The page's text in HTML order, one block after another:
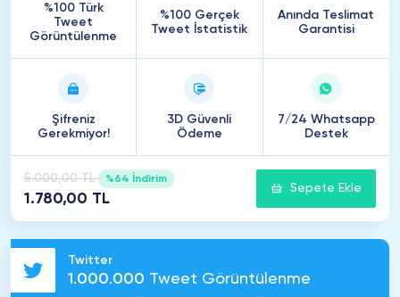
%100 Türk
Tweet
Görüntülenme
%100 Gerçek
Tweet İstatistik
Anında Teslimat
Garantisi
Şifreniz
Gerekmiyor!
3D Güvenli
Ödeme
7/24 Whatsapp
Destek
5.000,00 TL %64 İndirim
1.780,00 TL
Sepete Ekle
Twitter
1 .000.000 Tweet Görüntülenme